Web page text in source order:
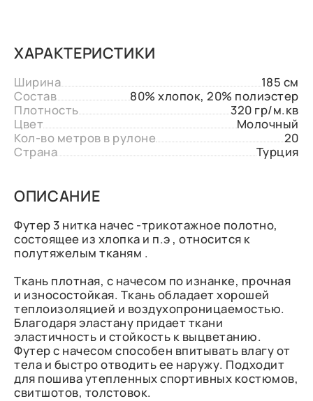
ХАРАКТЕРИСТИКИ
Ширина
185 см
Состав
80% хлопок, 20% полиэстер
Плотность
320 гр/м.кв
Цвет
Молочный
Кол-во метров в рулоне
20
Страна
Турция
ОПИСАНИЕ
Футер 3 нитка начес -трикотажное полотно,
состоящее из хлопка и п.э , относится к
полутяжелым тканям .
Ткань плотная, с начесом по изнанке, прочная
и износостойкая. Ткань обладает хорошей
теплоизоляцией и воздухопроницаемостью.
Благодаря эластану придает ткани
эластичность и стойкость к выцветанию.
Футер с начесом способен впитывать влагу от
тела и быстро отводить ее наружу. Подходит
для пошива утепленных спортивных костюмов,
свитшотов, толстовок.